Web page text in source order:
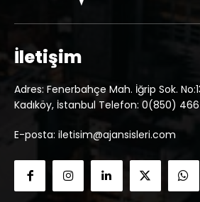
İletişim
Adres: Fenerbahçe Mah. İğrip Sok.
Kadıköy, İstanbul Telefon: 0(850)
E-posta: iletisim@ajansisleri.com